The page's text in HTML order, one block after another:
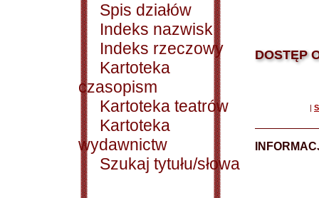
Spis działów
Indeks nazwisk
Indeks rzeczowy
Kartoteka
czasopism
Kartoteka teatrów
Kartoteka
wydawnictw
Szukaj tytułu/słowa
DOSTĘP
|